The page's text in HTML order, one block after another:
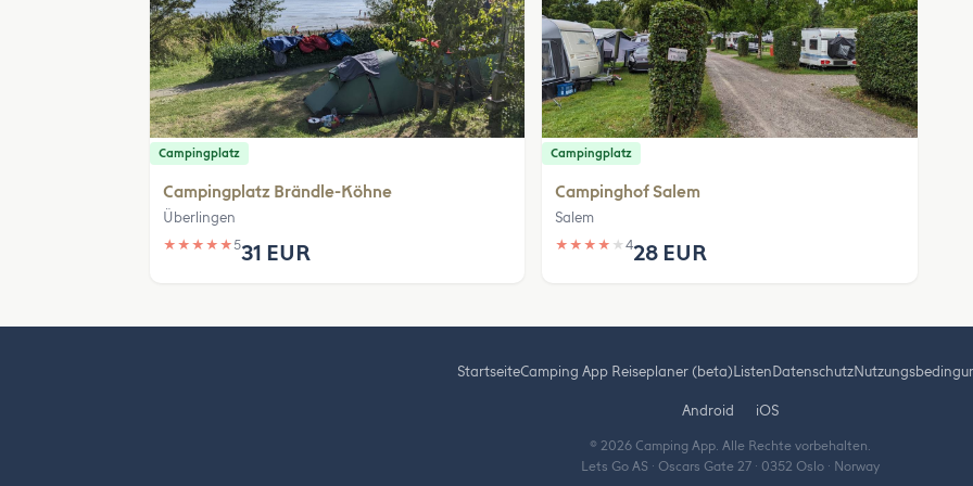
Campingplatz
Campingplatz Brändle-Köhne
Überlingen
★ ★ ★ ★ ★531 EUR
Campingplatz
Campinghof Salem
Salem
★ ★ ★ ★ ★428 EUR
StartseiteCamping App Reiseplaner (beta) Listen Datenschutz
Android iOS
© 2026 Camping App. Alle Rechte vorbehalten.
Lets Go AS · Oscars Gate 27 · 0352 Oslo · Norway